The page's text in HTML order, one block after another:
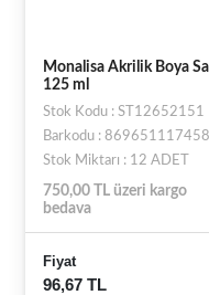
Monalisa Akrilik Boya
125 ml
Stok Kodu : ST12652151
Barkodu :
Stok Miktarı : 12 ADET
750,00 TL üzeri kargo
bedava
Fiyat
96,67 TL